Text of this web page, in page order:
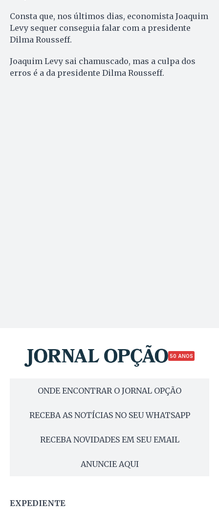
Consta que, nos últimos dias, economista Joaquim
Levy sequer conseguia falar com a presidente
Dilma Rousseff.
Joaquim Levy sai chamuscado, mas a culpa dos
erros é a da presidente Dilma Rousseff.
50 ANOS
ONDE ENCONTRAR O JORNAL OPÇÃO
RECEBA AS NOTÍCIAS NO SEU WHATSAPP
RECEBA NOVIDADES EM SEU EMAIL
ANUNCIE AQUI
EXPEDIENTE